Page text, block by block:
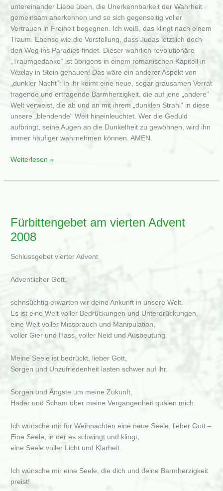
untereinander Liebe üben, die Unerkennbarkeit der Wahrheit
gemeinsam anerkennen und so sich gegenseitig voller
Vertrauen in Freiheit begegnen. Ich weiß, das klingt nach einem
Traum. Ebenso wie die Vorstellung, dass Judas letztlich doch
den Weg ins Paradies findet. Dieser wahrlich revolutionäre
„Traumgedanke“ ist übrigens in einem romanischen Kapitell in
Véze lay in Stein gehauen! Das wäre ein anderer Aspekt von
„dunkler Nacht“: In ihr keimt eine neue, sogar grausamen Verrat
tragende und ertragende Barmherzigkeit, die auf jene „andere“
Welt verweist, die ab und an mit ihrem „dunklen Strahl“ in diese
unsere „blendende“ Welt hineinleuchtet. Wer die Geduld
aufbringt, seine Augen an die Dunkelheit zu gewöhnen, wird ihn
immer häufiger wahrnehmen können. AMEN.
Predigt
den
am
Sonntag
2021
13,21-
Weiterlesen »
Fürbittengebet am vierten Advent
2008
Schlussgebet vierter Advent
Adventlicher Gott,
sehnsüchtig erwarten wir deine Ankunft in unsere Welt.
Es ist eine Welt voller Bedrückungen und Unterdrückungen,
eine Welt voller Missbrauch und Manipulation,
voller Gier und Hass, voller Neid und Ausbeutung.
Meine Seele ist bedrückt, lieber Gott,
Sorgen und Unzufriedenheit lasten schwer auf ihr.
Sorgen und Ängste um meine Zukunft,
Hader und Scham über meine Vergangenheit quälen mich.
Ich wünsche mir für Weihnachten eine neue Seele, lieber Gott –
Eine Seele, in der es schwingt und klingt,
eine Seele voller Licht und Klarheit.
Ich wünsche mir eine Seele, die dich und deine Barmherzigkeit
preist!